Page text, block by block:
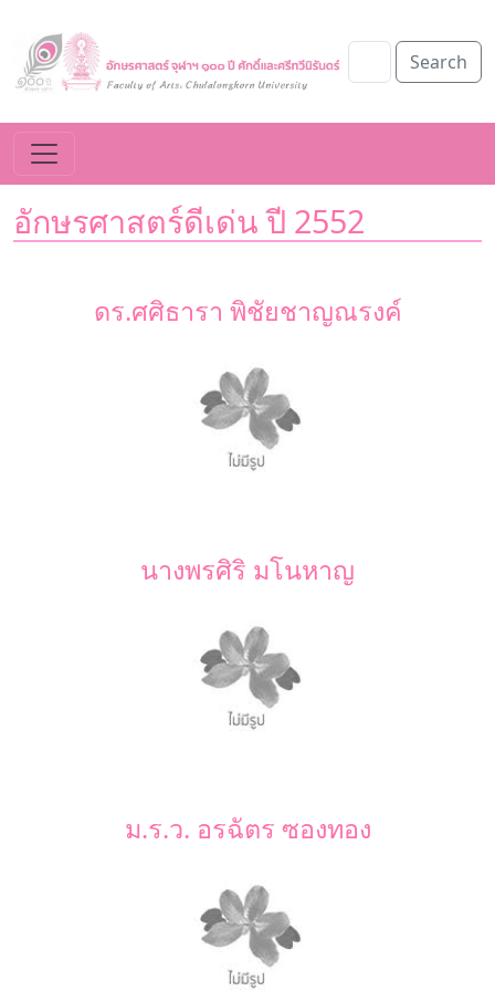
Search
อักษรศาสตร์ดีเด่น ปี 2552
ดร.ศศิธารา พิชัยชาญณรงค์
นางพรศิริ มโนหาญ
ม.ร.ว. อรฉัตร ซองทอง